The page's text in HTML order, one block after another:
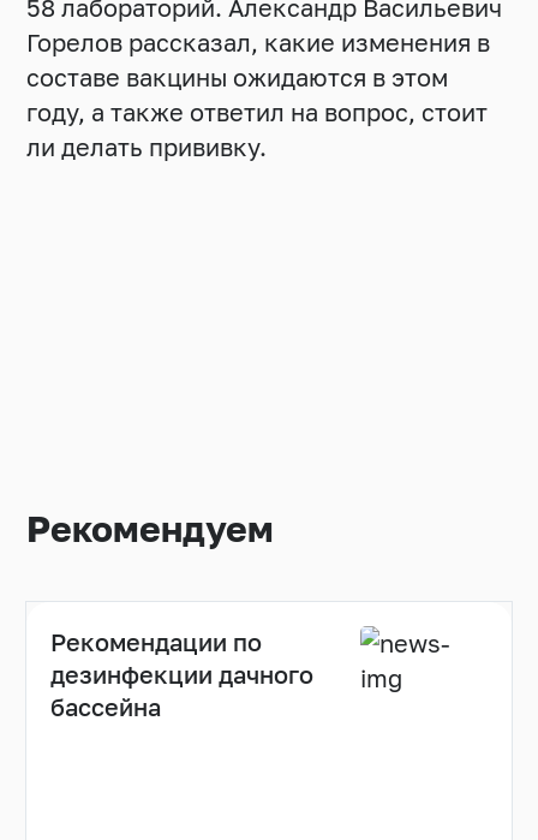
58 лабораторий. Александр Васильевич
Горелов рассказал, какие изменения в
составе вакцины ожидаются в этом
году, а также ответил на вопрос, стоит
ли делать прививку.
Рекомендуем
Рекомендации по
дезинфекции дачного
бассейна